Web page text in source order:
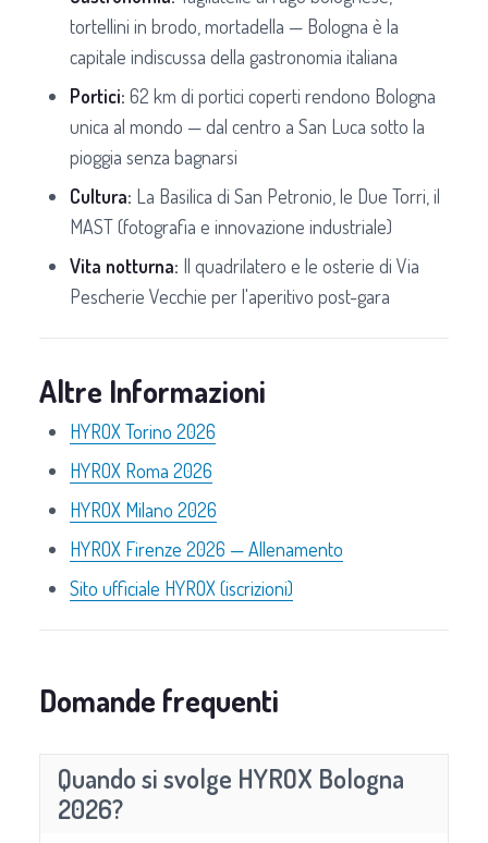
tortellini in brodo, mortadella — Bologna è la
capitale indiscussa della gastronomia italiana
Portici: 62 km di portici coperti rendono Bologna
unica al mondo — dal centro a San Luca sotto la
pioggia senza bagnarsi
Cultura: La Basilica di San Petronio, le Due Torri, il
MAST (fotografia e innovazione industriale)
Vita notturna: Il quadrilatero e le osterie di Via
Pescherie Vecchie per l'aperitivo post-gara
Altre Informazioni
HYROX Torino 2026
HYROX Roma 2026
HYROX Milano 2026
HYROX Firenze 2026 — Allenamento
Sito ufficiale HYROX (iscrizioni)
Domande frequenti
Quando si svolge HYROX Bologna
2026?